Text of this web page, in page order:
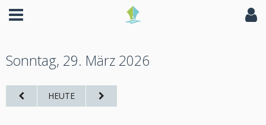
Sonntag, 29. März 2026
HEUTE